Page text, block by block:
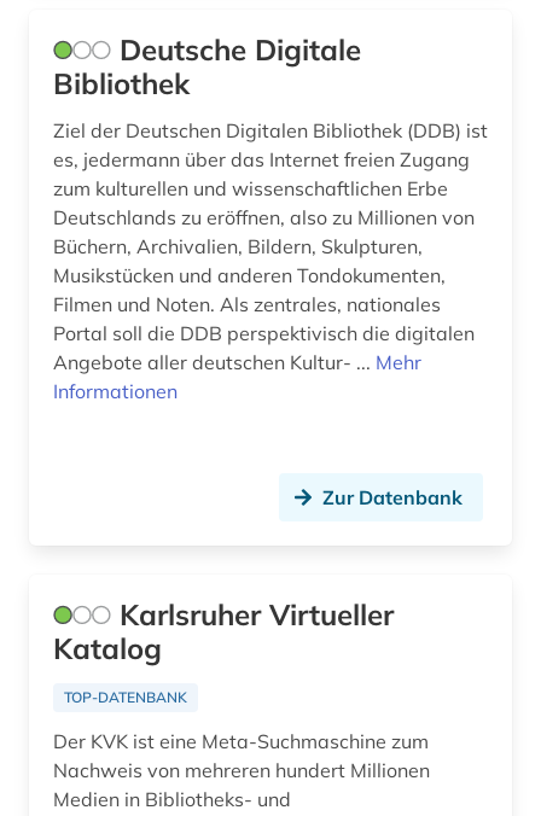
Deutsche Digitale
Bibliothek
Ziel der Deutschen Digitalen Bibliothek (DDB) ist
es, jedermann über das Internet freien Zugang
zum kulturellen und wissenschaftlichen Erbe
Deutschlands zu eröffnen, also zu Millionen von
Büchern, Archivalien, Bildern, Skulpturen,
Musikstücken und anderen Tondokumenten,
Filmen und Noten. Als zentrales, nationales
Portal soll die DDB perspektivisch die digitalen
Angebote aller deutschen Kultur- ... Mehr
Informationen
Zur Datenbank
Karlsruher Virtueller
Katalog
TOP-DATENBANK
Der KVK ist eine Meta-Suchmaschine zum
Nachweis von mehreren hundert Millionen
Medien in Bibliotheks- und